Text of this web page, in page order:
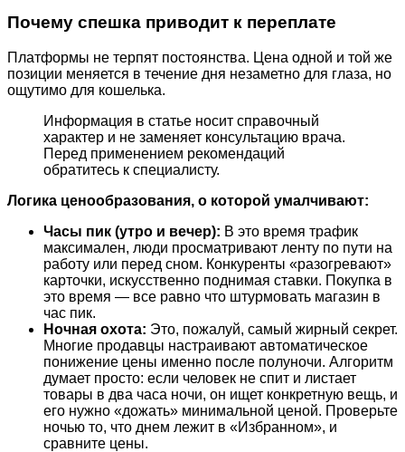
Почему спешка приводит к переплате
Платформы не терпят постоянства. Цена одной и той же
позиции меняется в течение дня незаметно для глаза, но
ощутимо для кошелька.
Информация в статье носит справочный
характер и не заменяет консультацию врача.
Перед применением рекомендаций
обратитесь к специалисту.
Логика ценообразования, о которой умалчивают:
Часы пик (утро и вечер): В это время трафик
максимален, люди просматривают ленту по пути на
работу или перед сном. Конкуренты «разогревают»
карточки, искусственно поднимая ставки. Покупка в
это время — все равно что штурмовать магазин в
час пик.
Ночная охота: Это, пожалуй, самый жирный секрет.
Многие продавцы настраивают автоматическое
понижение цены именно после полуночи. Алгоритм
думает просто: если человек не спит и листает
товары в два часа ночи, он ищет конкретную вещь, и
его нужно «дожать» минимальной ценой. Проверьте
ночью то, что днем лежит в «Избранном», и
сравните цены.